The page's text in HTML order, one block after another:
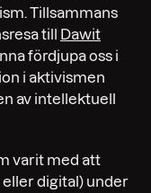
Tillsammans
till Dawit
fördjupa oss i
i aktivismen
av intellektuell
varit med att
digital) under